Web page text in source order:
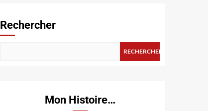
Rechercher
RECHERCHER
Mon Histoire…